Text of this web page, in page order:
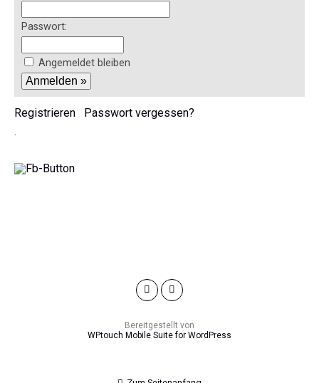
Passwort:
Angemeldet bleiben
Registrieren
Passwort vergessen?
.
Bereitgestellt von
WPtouch Mobile Suite for WordPress